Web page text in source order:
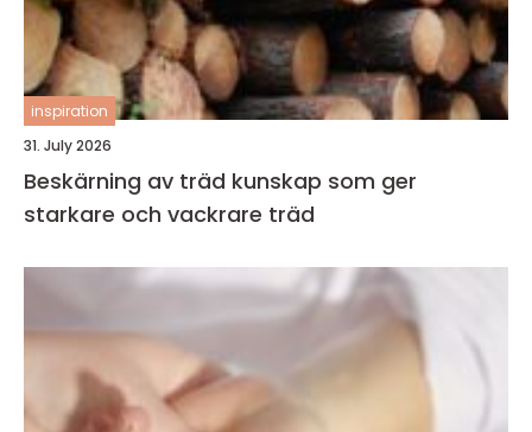
inspiration
31. July 2026
Beskärning av träd kunskap som ger
starkare och vackrare träd